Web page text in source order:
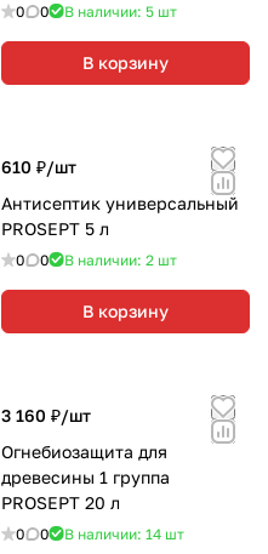
0 0 В наличии: 5 шт
В корзину
610 ₽/шт
Антисептик универсальный
PROSEPT 5 л
0 0 В наличии: 2 шт
В корзину
3 160 ₽/шт
Огнебиозащита для
древесины 1 группа
PROSEPT 20 л
0 0 В наличии: 14 шт